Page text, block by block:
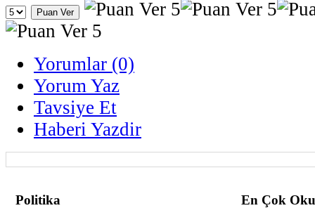
Yorumlar (0)
Yorum Yaz
Tavsiye Et
Haberi Yazdir
Politika En Çok